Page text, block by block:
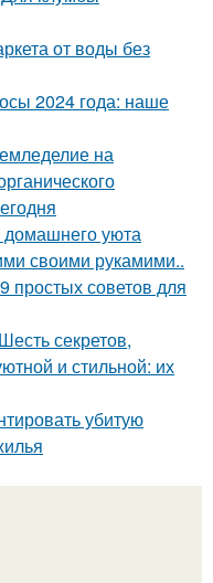
от воды без
2024 года: наше
на
домашнего уюта
своими рукамими..
простых советов для
секретов,
и стильной: их
убитую